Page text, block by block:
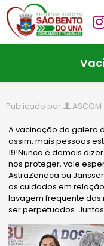
Publicado por ASCOM
A vacinação da galera
assim, mais pessoas
19!Nunca é demais
nos proteger, vale
AstraZeneca ou
os cuidados em
lavagem frequente das
ser perpetuados.